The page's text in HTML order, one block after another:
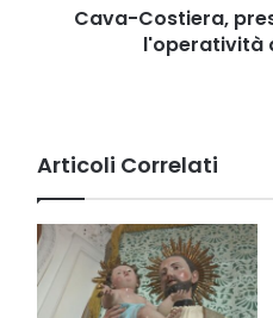
Cava-Costiera,
l'operatività
Articoli Correlati